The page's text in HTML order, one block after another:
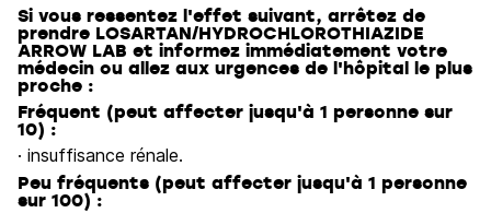
Si vous ressentez l'effet suivant, arrêtez de
prendre LOSARTAN/HYDROCHLOROTHIAZIDE
ARROW LAB et informez immédiatement votre
médecin ou allez aux urgences de l'hôpital le plus
proche :
Fréquent (peut affecter jusqu'à 1 personne sur
10) :
· insuffisance rénale.
Peu fréquents (peut affecter jusqu'à 1 personne
sur 100) :